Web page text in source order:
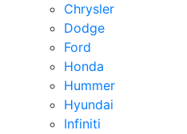
Chrysler
Dodge
Ford
Honda
Hummer
Hyundai
Infiniti